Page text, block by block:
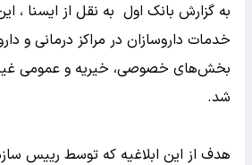
به گزارش بانک اول به نقل از ایسنا ،
خدمات داروسازان در مراکز درمانی و
بخش‌های خصوصی، خیریه و عمومی
شد.
هدف از این ابلاغیه که توسط رییس